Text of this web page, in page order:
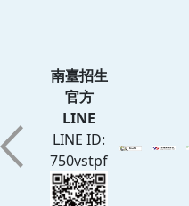
南臺招生
官方
LINE
LINE ID:
750vstpf